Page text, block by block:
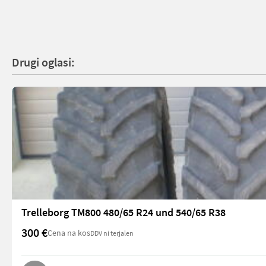
Drugi oglasi:
Trelleborg TM800 480/65 R24 und 540/65 R38
300 €Cena na kosDDV ni terjalen